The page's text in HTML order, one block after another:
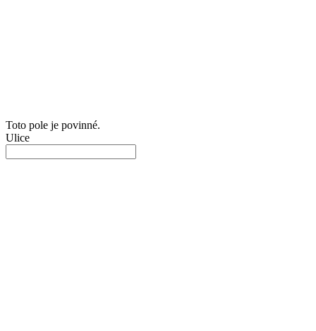
Toto pole je povinné.
Ulice